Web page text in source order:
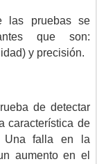
las pruebas se
que son:
y precisión.
de detectar
característica de
Una falla en la
aumento en el